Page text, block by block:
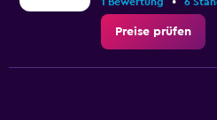
Preise prüfen